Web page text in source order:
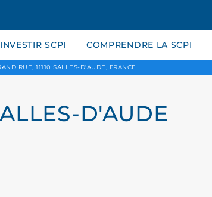
INVESTIR SCPI COMPRENDRE LA SCPI
RUE, 11110 SALLES-D'AUDE, FRANCE
D'AUDE